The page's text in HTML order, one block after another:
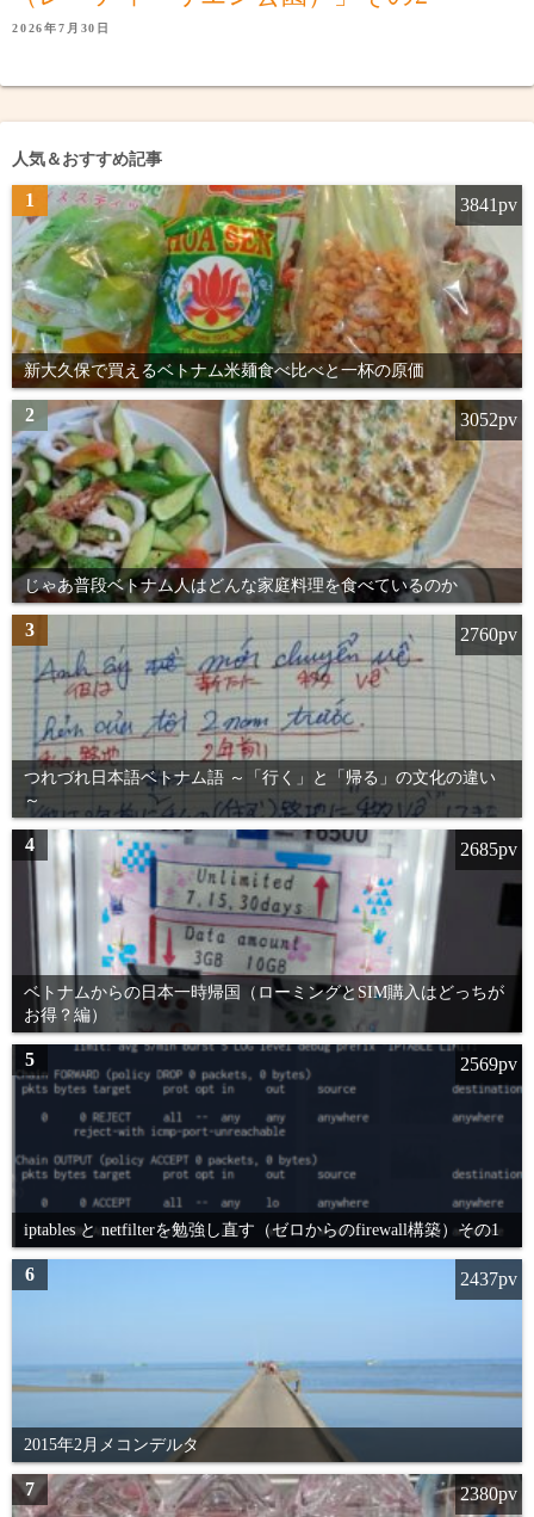
2026年7月30日
人気＆おすすめ記事
1
新大久保で買えるベトナム米麺食べ比べと一杯の原価
3841pv
2
じゃあ普段ベトナム人はどんな家庭料理を食べているのか
3052pv
3
つれづれ日本語ベトナム語 ～「行く」と「帰る」の文化の違い
～
2760pv
4
ベトナムからの日本一時帰国（ローミングとSIM購入はどっちが
お得？編）
2685pv
5
iptables と netfilterを勉強し直す（ゼロからのfirewall構築）その1
2569pv
6
2015年2月メコンデルタ
2437pv
7 2380pv